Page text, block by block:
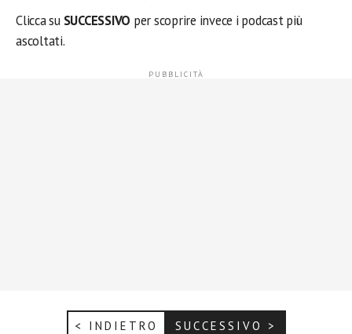
Clicca su SUCCESSIVO per scoprire invece i podcast più
ascoltati.
< INDIETRO SUCCESSIVO >